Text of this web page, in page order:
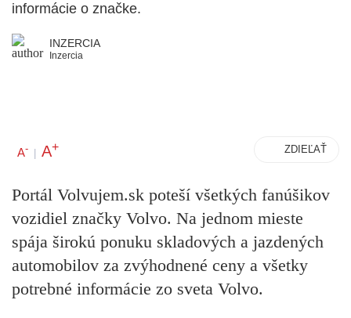
informácie o značke.
INZERCIA
Inzercia
A- | A+ ZDIEĽAŤ
Portál Volvujem.sk poteší všetkých fanúšikov
vozidiel značky Volvo. Na jednom mieste
spája širokú ponuku skladových a jazdených
automobilov za zvýhodnené ceny a všetky
potrebné informácie zo sveta Volvo.